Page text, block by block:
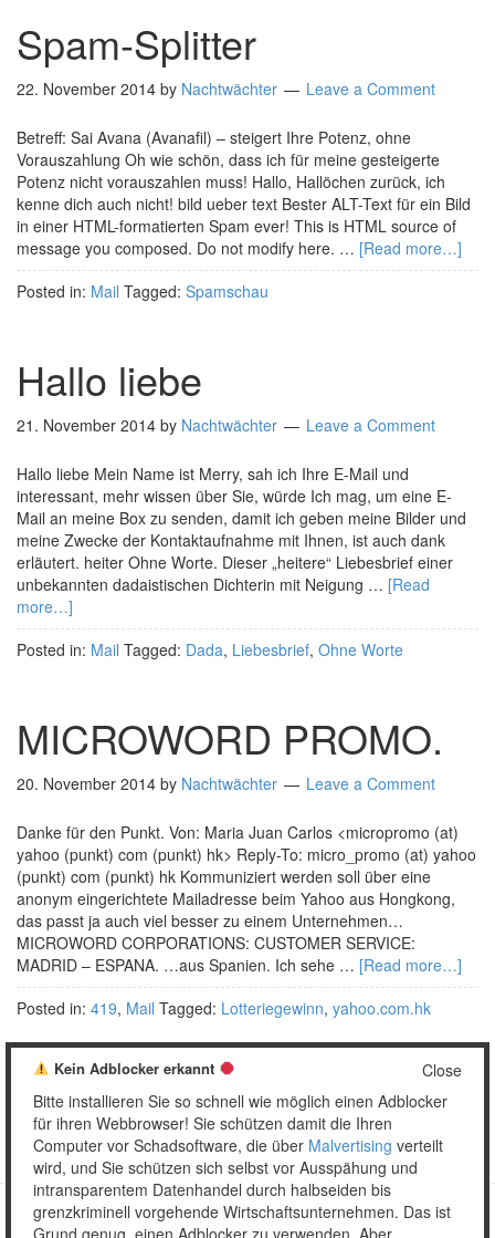
Spam-Splitter
22. November 2014 by Nachtwächter Leave a Comment
Betreff: Sai Avana (Avanafil) – steigert Ihre Potenz, ohne
Vorauszahlung Oh wie schön, dass ich für meine gesteigerte
Potenz nicht vorauszahlen muss! Hallo, Hallöchen zurück, ich
kenne dich auch nicht! bild ueber text Bester ALT-Text für ein Bild
in einer HTML-formatierten Spam ever! This is HTML source of
message you composed. Do not modify here. … [Read more…]
Posted in: Mail Tagged: Spamschau
Hallo liebe
21. November 2014 by Nachtwächter Leave a Comment
Hallo liebe Mein Name ist Merry, sah ich Ihre E-Mail und
interessant, mehr wissen über Sie, würde Ich mag, um eine E-
Mail an meine Box zu senden, damit ich geben meine Bilder und
meine Zwecke der Kontaktaufnahme mit Ihnen, ist auch dank
erläutert. heiter Ohne Worte. Dieser „heitere“ Liebesbrief einer
unbekannten dadaistischen Dichterin mit Neigung … [Read
more…]
Posted in: Mail Tagged: Dada, Liebesbrief, Ohne Worte
MICROWORD PROMO.
20. November 2014 by Nachtwächter Leave a Comment
Danke für den Punkt. Von: Maria Juan Carlos <micropromo (at)
yahoo (punkt) com (punkt) hk> Reply-To: micro_promo (at) yahoo
(punkt) com (punkt) hk Kommuniziert werden soll über eine
anonym eingerichtete Mailadresse beim Yahoo aus Hongkong,
das passt ja auch viel besser zu einem Unternehmen…
MICROWORD CORPORATIONS: CUSTOMER SERVICE:
MADRID – ESPANA. …aus Spanien. Ich sehe … [Read more…]
Posted in: 419, Mail Tagged: Lotteriegewinn, yahoo.com.hk
1 2 3 Weiter »
Close
Kein Adblocker erkannt
Bitte installieren Sie so schnell wie möglich einen Adblocker
für ihren Webbrowser! Sie schützen damit die Ihren
Computer vor Schadsoftware, die über Malvertising verteilt
wird, und Sie schützen sich selbst vor Ausspähung und
intransparentem Datenhandel durch halbseiden bis
grenzkriminell vorgehende Wirtschaftsunternehmen. Das ist
Grund genug, einen Adblocker zu verwenden. Aber